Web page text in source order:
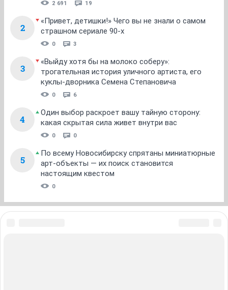
2 691 19
2
«Привет, детишки!» Чего вы не знали о самом
страшном сериале 90-х
0 3
3
«Выйду хотя бы на молоко соберу»:
трогательная история уличного артиста, его
куклы-дворника Семена Степановича
0 6
4
Один выбор раскроет вашу тайную сторону:
какая скрытая сила живет внутри вас
0 0
5
По всему Новосибирску спрятаны миниатюрные
арт-объекты — их поиск становится
настоящим квестом
0